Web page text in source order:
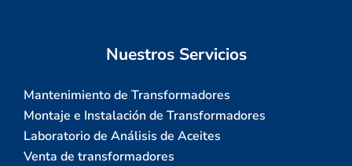
Nuestros Servicios
Mantenimiento de Transformadores
Montaje e Instalación de Transformadores
Laboratorio de Análisis de Aceites
Venta de transformadores